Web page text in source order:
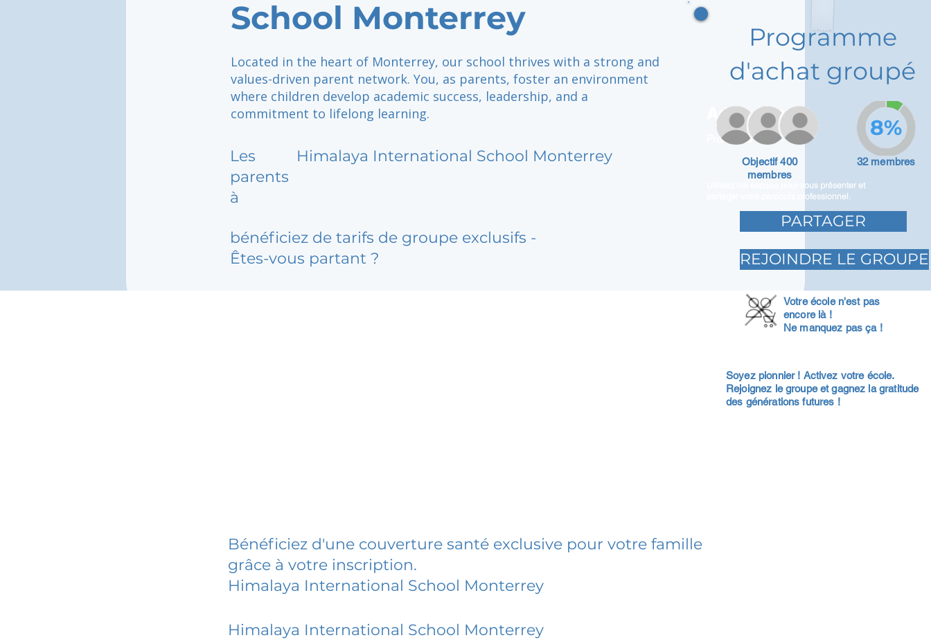
School Monterrey
Located in the heart of Monterrey, our school thrives with a strong and
values-driven parent network. You, as parents, foster an environment
where children develop academic success, leadership, and a
commitment to lifelong learning.
Les
parents
à
Himalaya International School Monterrey
bénéficiez de tarifs de groupe exclusifs -
Êtes-vous partant ?
Adam Caar
Promoteur
Utilisez cet espace pour vous présenter et
partager votre parcours professionnel.
Programme
d'achat groupé
Objectif 400
membres
32 membres
8%
PARTAGER
REJOINDRE LE GROUPE
Votre école n'est pas
encore là !
Ne manquez pas ça !
Soyez pionnier ! Activez votre école.
Rejoignez le groupe et gagnez la gratitude
des générations futures !
Bénéficiez d'une couverture santé exclusive pour votre famille
grâce à votre inscription.
Himalaya International School Monterrey
Himalaya International School Monterrey